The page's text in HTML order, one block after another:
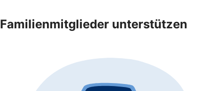
Familienmitglieder unterstützen